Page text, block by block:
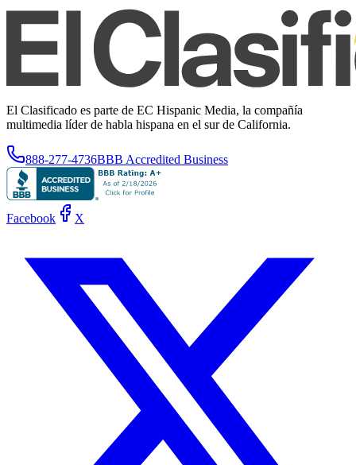
El Clasificado es parte de EC Hispanic Media, la compañía
multimedia líder de habla hispana en el sur de California.
888-277-4736BBB Accredited Business
Facebook X